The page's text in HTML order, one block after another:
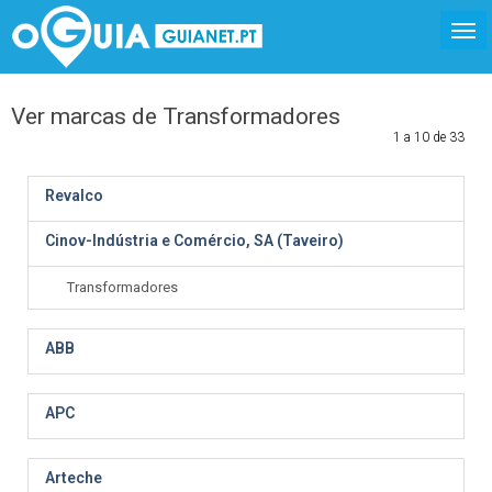
Ver marcas de Transformadores
1 a 10 de 33
Revalco
Cinov-Indústria e Comércio, SA (Taveiro)
Transformadores
ABB
APC
Arteche